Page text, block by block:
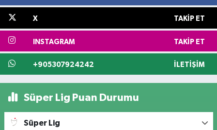
X TAKIP ET
INSTAGRAM TAKIP ET
+905307924242 İLETIŞIM
Süper Lig Puan Durumu
Süper Lig